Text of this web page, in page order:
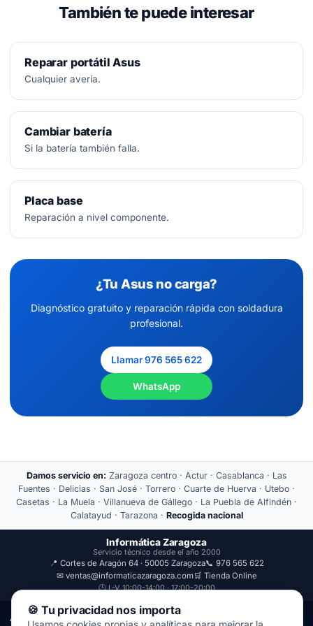
También te puede interesar
Reparar portátil Asus
Cualquier avería.
Cambiar batería
Si la batería también falla.
Placa base
Reparación a nivel componente.
¿Tu Asus no carga?
Diagnóstico gratuito y reparación rápida con soldadura
profesional.
Llamar 976 565 622
WhatsApp
Damos servicio en: Zaragoza centro · Actur · Casablanca · Las
Fuentes · Delicias · San José · Torrero · Cuarte de Huerva · Utebo ·
Casetas · La Muela · Villanueva de Gállego · La Puebla de Alfindén ·
Calatayud · Tarazona · Recogida nacional
Informática Zaragoza
Servicio técnico desde el año 2000
📍 Cortes de Aragón 64 · 50005 Zaragoza📞 976 565 622
✉ ventas@informaticazaragoza.com🛒 Tienda Online
🕒 L-V 10:00-14:00 · 17:00-20:00
Aviso Legal Política de Privacidad
🍪 Tu privacidad nos importa